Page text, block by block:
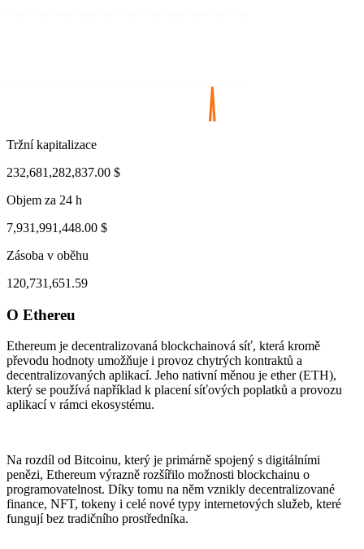
31, 01:54 PM
Tržní kapitalizace
232,681,282,837.00 $
Objem za 24 h
7,931,991,448.00 $
Zásoba v oběhu
120,731,651.59
O Ethereu
Ethereum je decentralizovaná blockchainová síť, která kromě
převodu hodnoty umožňuje i provoz chytrých kontraktů a
decentralizovaných aplikací. Jeho nativní měnou je ether (ETH),
který se používá například k placení síťových poplatků a provozu
aplikací v rámci ekosystému.
Na rozdíl od Bitcoinu, který je primárně spojený s digitálními
penězi, Ethereum výrazně rozšířilo možnosti blockchainu o
programovatelnost. Díky tomu na něm vznikly decentralizované
finance, NFT, tokeny i celé nové typy internetových služeb, které
fungují bez tradičního prostředníka.